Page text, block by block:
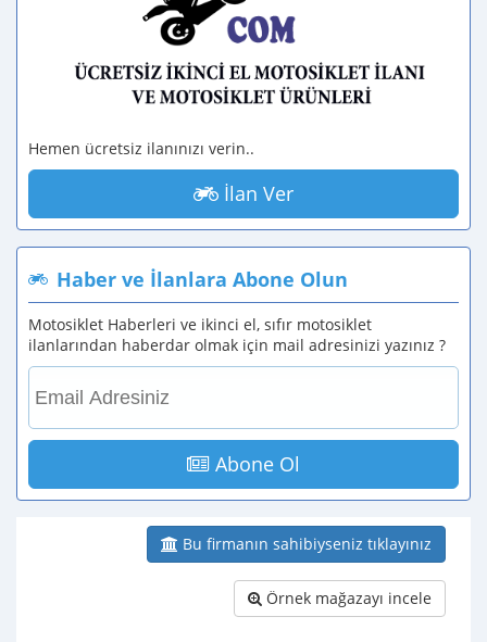
Hemen ücretsiz ilanınızı verin..
İlan Ver
Haber ve İlanlara Abone Olun
Motosiklet Haberleri ve ikinci el, sıfır motosiklet
ilanlarından haberdar olmak için mail adresinizi yazınız ?
Abone Ol
Bu firmanın sahibiyseniz tıklayınız
Örnek mağazayı incele